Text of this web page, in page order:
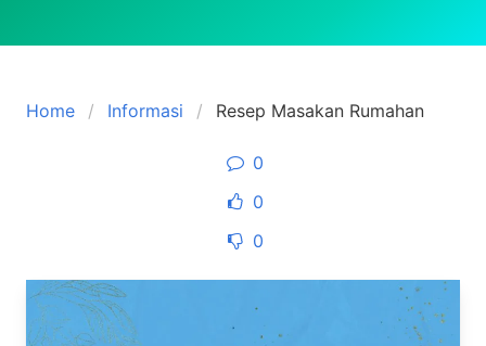
Home Informasi Resep Masakan Rumahan
0
0
0